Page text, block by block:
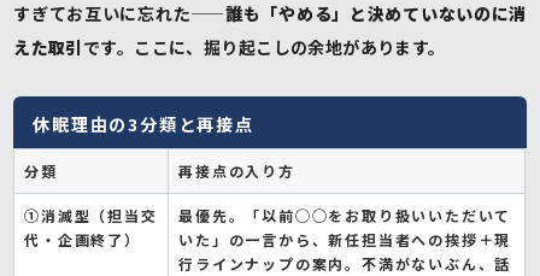
すぎてお互いに忘れた——誰も「やめる」と決めていないのに消
えた取引 です。ここに、掘り起こしの余地があります。
休眠理由の3分類と再接点
分類 再接点の入り方
①消滅型（担当交
代・企画終了）
最優先。「以前◯◯をお取り扱いいただいて
いた」の一言から、新任担当者への挨拶＋現
行ラインナップの案内。不満がないぶん、話